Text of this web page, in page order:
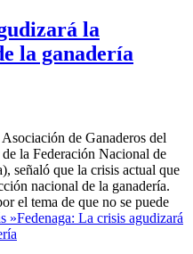
la
la ganadería
de Ganaderos del
la Federación Nacional de
señaló que la crisis actual que
nacional de la ganadería.
el tema de que no se puede
»Fedenaga: La crisis agudizará